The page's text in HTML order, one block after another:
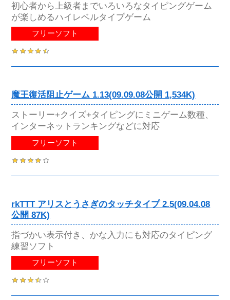
初心者から上級者までいろいろなタイピングゲーム
が楽しめるハイレベルタイプゲーム
フリーソフト
魔王復活阻止ゲーム 1.13(09.09.08公開 1,534K)
ストーリー+クイズ+タイピングにミニゲーム数種、
インターネットランキングなどに対応
フリーソフト
rkTTT アリスとうさぎのタッチタイプ 2.5(09.04.08
公開 87K)
指づかい表示付き、かな入力にも対応のタイピング
練習ソフト
フリーソフト